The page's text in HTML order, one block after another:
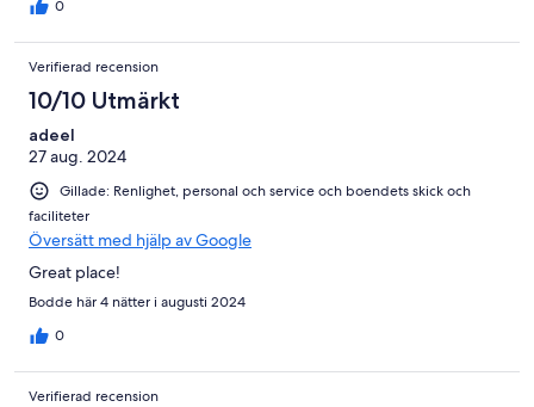
0
Verifierad recension
10/10 Utmärkt
adeel
27 aug. 2024
Gillade: Renlighet, personal och service och boendets skick och
faciliteter
Översätt med hjälp av Google
Great place!
Bodde här 4 nätter i augusti 2024
0
Verifierad recension